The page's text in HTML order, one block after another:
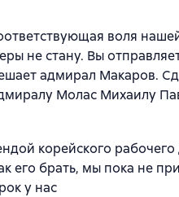
воля
не стану. Вы
адмирал Макаров.
Молас Михаилу
корейского
его брать, мы пока не
у нас